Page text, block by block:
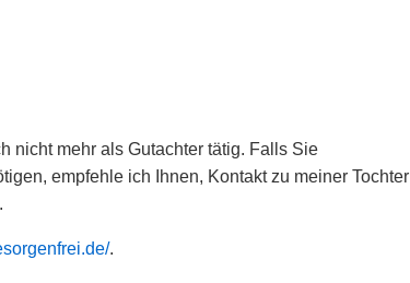
nicht mehr als Gutachter tätig. Falls Sie
empfehle ich Ihnen, Kontakt zu meiner Tochter
.